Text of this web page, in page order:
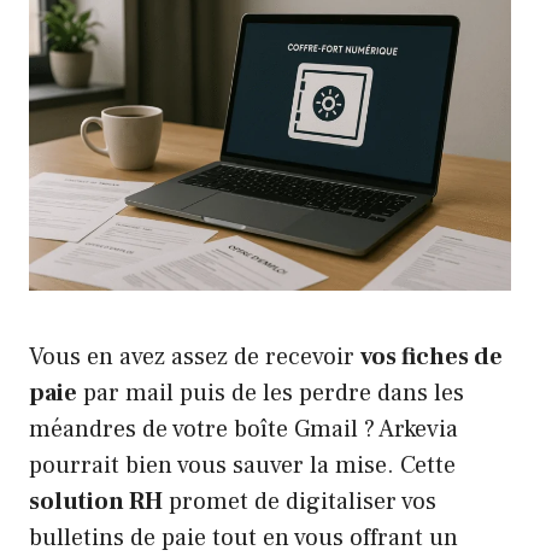
Vous en avez assez de recevoir vos fiches de
paie par mail puis de les perdre dans les
méandres de votre boîte Gmail ? Arkevia
pourrait bien vous sauver la mise. Cette
solution RHpromet de digitaliser vos
bulletins de paie tout en vous offrant un